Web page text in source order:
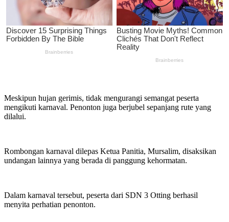
Meskipun hujan gerimis, tidak mengurangi semangat peserta
mengikuti karnaval. Penonton juga berjubel sepanjang rute yang
dilalui.
Rombongan karnaval dilepas Ketua Panitia, Mursalim, disaksikan
undangan lainnya yang berada di panggung kehormatan.
Dalam karnaval tersebut, peserta dari SDN 3 Otting berhasil
menyita perhatian penonton.